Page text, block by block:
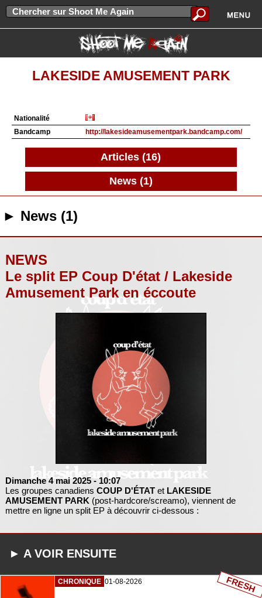
LAKESIDE AMUSEMENT PARK
Nationalité
Bandcamp
http://lakesideamusementpark.bandcamp.com/
Articles (16)
News (1)
► News (1)
NEWS
Le split EP Coup D'état / Lakeside
Amusement Park en éccoute
Dimanche 4 mai 2025 - 10:07
Les groupes canadiens COUP D'ÉTATet LAKESIDE
AMUSEMENT PARK (post-hardcore/screamo), viennent de
mettre en ligne un split EP à découvrir ci-dessous :
► A VOIR ENSUITE
CHRONIQUE 01-08-2026 FRESH